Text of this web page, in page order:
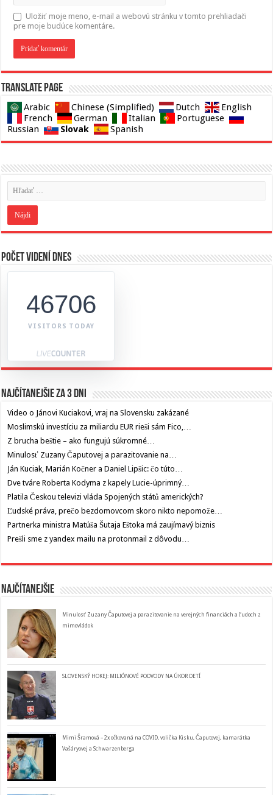
Uložiť moje meno, e-mail a webovú stránku v tomto prehliadači
pre moje budúce komentáre.
Translate page
Arabic Chinese (Simplified) Dutch
English
French
German Italian
Portuguese
Russian
Slovak Spanish
Počet videní dnes
46706
VISITORS TODAY
Najčítanejšie za 3 dni
Video o Jánovi Kuciakovi, vraj na Slovensku zakázané
Moslimskú investíciu za miliardu EUR rieši sám Fico,…
Z brucha beštie – ako fungujú súkromné…
Minulosť Zuzany Čaputovej a parazitovanie na…
Ján Kuciak, Marián Kočner a Daniel Lipšic: čo túto…
Dve tváre Roberta Kodyma z kapely Lucie-úprimný…
Platila Českou televizi vláda Spojených států amerických?
Ľudské práva, prečo bezdomovcom skoro nikto nepomože…
Partnerka ministra Matúša Šutaja Eštoka má zaujímavý biznis
Prešli sme z yandex mailu na protonmail z dôvodu…
Najčítanejšie
Minulosť Zuzany Čaputovej a parazitovanie na verejných financiách a ľudoch z
mimovládok
SLOVENSKÝ HOKEJ: MILIÓNOVÉ PODVODY NA ÚKOR DETÍ
Mimi Šramová – 2x očkovaná na COVID, volička Kisku, Čaputovej, kamarátka
Vašáryovej a Schwarzenberga